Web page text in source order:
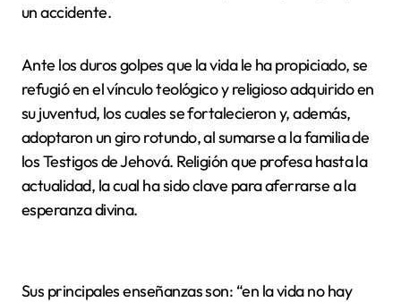
un accidente.
Ante los duros golpes que la vida le ha propiciado, se
refugió en el vínculo teológico y religioso adquirido en
su juventud, los cuales se fortalecieron y, además,
adoptaron un giro rotundo, al sumarse a la familia de
los Testigos de Jehová. Religión que profesa hasta la
actualidad, la cual ha sido clave para aferrarse a la
esperanza divina.
Sus principales enseñanzas son: “en la vida no hay